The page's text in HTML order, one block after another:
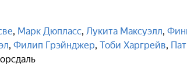
, Марк Дюпласс, Лукита Максуэлл,
, Филип Грэйнджер, Тоби Харгрейв,